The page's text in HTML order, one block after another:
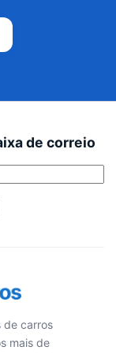
de correio
de carros
mais de